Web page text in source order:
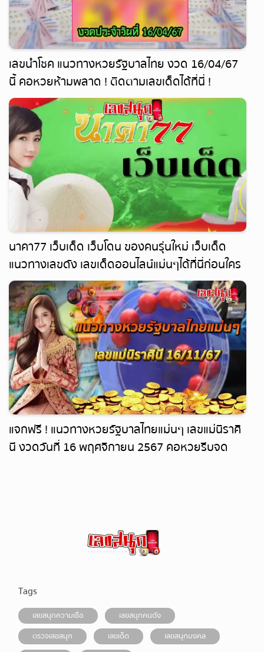
เลขนำโชค แนวทางหวยรัฐบาลไทย งวด 16/04/67
นี้ คอหวยห้ามพลาด ! ติดตามเลขเด็ดได้ที่นี่ !
leksanook
นาคา77 เว็บเด็ด เว็บโดน ของคนรุ่นใหม่ เว็บเด็ด
แนวทางเลขดัง เลขเด็ดออนไลน์แม่นๆได้ที่นี่ก่อนใคร
แจกฟรี ! แนวทางหวยรัฐบาลไทยแม่นๆ เลขแม่นิราศิ
นี งวดวันที่ 16 พฤศจิกายน 2567 คอหวยรีบจด
Tags
เลขสนุกความเชื่อ
เลขสนุกคนดัง
ตรวจเลขสนุก
เลขเด็ด
เลขสนุกมงคล